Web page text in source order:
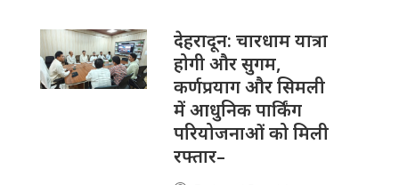
देहरादून: चारधाम यात्रा
होगी और सुगम,
कर्णप्रयाग और सिमली
में आधुनिक पार्किंग
परियोजनाओं को मिली
रफ्तार–